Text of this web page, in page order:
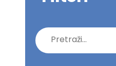
Pretraži: